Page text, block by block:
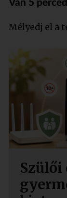
Van 5
Mélyedj el a
Szülői